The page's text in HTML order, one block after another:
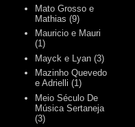
Mato Grosso e
Mathias (9)
Mauricio e Mauri
(1)
Mayck e Lyan (3)
Mazinho Quevedo
e Adrielli (1)
Meio Século De
Música Sertaneja
(3)